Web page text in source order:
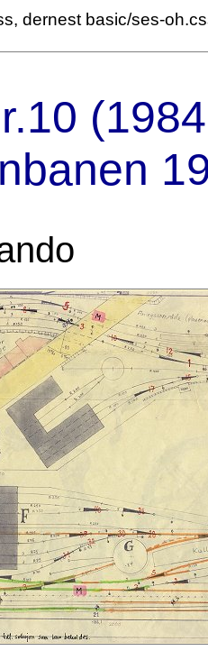
dernest basic/ses-